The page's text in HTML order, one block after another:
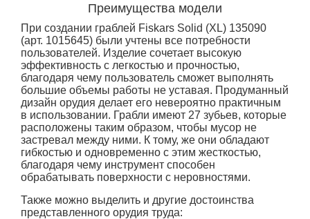
Преимущества модели
При создании граблей Fiskars Solid (XL) 135090
(арт. 1015645) были учтены все потребности
пользователей. Изделие сочетает высокую
эффективность с легкостью и прочностью,
благодаря чему пользователь сможет выполнять
большие объемы работы не уставая. Продуманный
дизайн орудия делает его невероятно практичным
в использовании. Грабли имеют 27 зубьев, которые
расположены таким образом, чтобы мусор не
застревал между ними. К тому, же они обладают
гибкостью и одновременно с этим жесткостью,
благодаря чему инструмент способен
обрабатывать поверхности с неровностями.
Также можно выделить и другие достоинства
представленного орудия труда: